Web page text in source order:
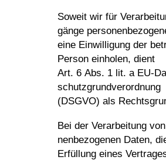
Soweit wir für
gänge
eine Einwil­li­gung der
Person einholen, dient
Art. 6 Abs. 1 lit. a EU-
schutz­grund­ver­ord­nung
(DSGVO) als
Bei der Verar­bei­tung
nen­be­zo­genen Daten,
Erfül­lung eines